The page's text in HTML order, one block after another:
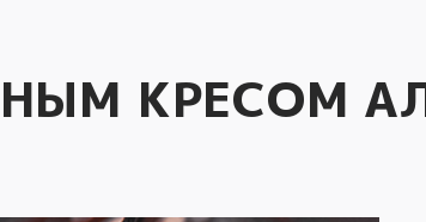
КРЕСОМ